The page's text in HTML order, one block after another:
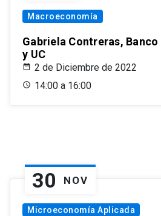
Macroeconomía
Gabriela Contreras,
y UC
2 de Diciembre de 2022
14:00 a 16:00
30 NOV
Microeconomía Aplicada